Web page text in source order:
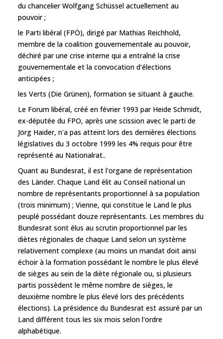
du chancelier Wolfgang Schüssel actuellement au
pouvoir ;
le Parti libéral (FPÖ), dirigé par Mathias Reichhold,
membre de la coalition gouvernementale au pouvoir,
déchiré par une crise interne qui a entraîné la crise
gouvernementale et la convocation d'élections
anticipées ;
les Verts (Die Grünen), formation se situant à gauche.
Le Forum libéral, créé en février 1993 par Heide Schmidt,
ex-députée du FPO, après une scission avec le parti de
Jörg Haider, n'a pas atteint lors des dernières élections
législatives du 3 octobre 1999 les 4% requis pour être
représenté au Nationalrat..
Quant au Bundesrat, il est l'organe de représentation
des Länder. Chaque Land élit au Conseil national un
nombre de représentants proportionnel à sa population
(trois minimum) ; Vienne, qui constitue le Land le plus
peuplé possédant douze représentants. Les membres du
Bundesrat sont élus au scrutin proportionnel par les
diètes régionales de chaque Land selon un système
relativement complexe (au moins un mandat doit ainsi
échoir à la formation possédant le nombre le plus élevé
de sièges au sein de la diète régionale ou, si plusieurs
partis possèdent le même nombre de sièges, le
deuxième nombre le plus élevé lors des précédents
élections). La présidence du Bundesrat est assuré par un
Land différent tous les six mois selon l'ordre
alphabétique.